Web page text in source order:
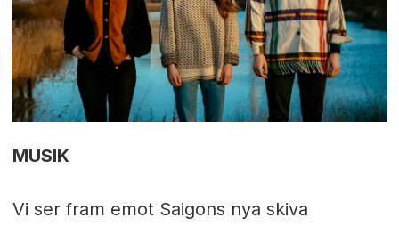
MUSIK
Vi ser fram emot Saigons nya skiva